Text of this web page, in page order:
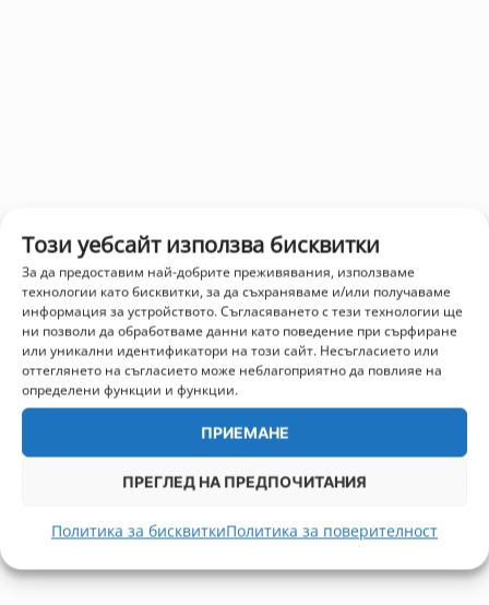
Този уебсайт използва бисквитки
За да предоставим най-добрите преживявания, използваме
технологии като бисквитки, за да съхраняваме и/или получаваме
информация за устройството. Съгласяването с тези технологии ще
ни позволи да обработваме данни като поведение при сърфиране
или уникални идентификатори на този сайт. Несъгласието или
оттеглянето на съгласието може неблагоприятно да повлияе на
определени функции и функции.
ПРИЕМАНЕ
ПРЕГЛЕД НА ПРЕДПОЧИТАНИЯ
Политика за бисквиткиПолитика за поверителност